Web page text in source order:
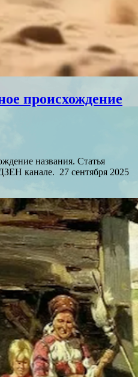
происхождение
названия. Статья
канале. 27 сентября 2025